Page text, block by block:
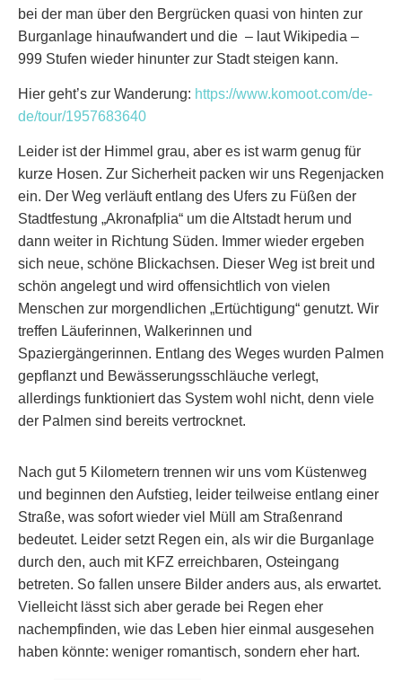
bei der man über den Bergrücken quasi von hinten zur
Burganlage hinaufwandert und die – laut Wikipedia –
999 Stufen wieder hinunter zur Stadt steigen kann.
Hier geht’s zur Wanderung: https://www.komoot.com/de-
de/tour/1957683640
Leider ist der Himmel grau, aber es ist warm genug für
kurze Hosen. Zur Sicherheit packen wir uns Regenjacken
ein. Der Weg verläuft entlang des Ufers zu Füßen der
Stadtfestung „Akronafplia“ um die Altstadt herum und
dann weiter in Richtung Süden. Immer wieder ergeben
sich neue, schöne Blickachsen. Dieser Weg ist breit und
schön angelegt und wird offensichtlich von vielen
Menschen zur morgendlichen „Ertüchtigung“ genutzt. Wir
treffen Läuferinnen, Walkerinnen und
Spaziergängerinnen. Entlang des Weges wurden Palmen
gepflanzt und Bewässerungsschläuche verlegt,
allerdings funktioniert das System wohl nicht, denn viele
der Palmen sind bereits vertrocknet.
Nach gut 5 Kilometern trennen wir uns vom Küstenweg
und beginnen den Aufstieg, leider teilweise entlang einer
Straße, was sofort wieder viel Müll am Straßenrand
bedeutet. Leider setzt Regen ein, als wir die Burganlage
durch den, auch mit KFZ erreichbaren, Osteingang
betreten. So fallen unsere Bilder anders aus, als erwartet.
Vielleicht lässt sich aber gerade bei Regen eher
nachempfinden, wie das Leben hier einmal ausgesehen
haben könnte: weniger romantisch, sondern eher hart.